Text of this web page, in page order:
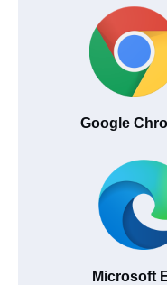
Google
Microsoft